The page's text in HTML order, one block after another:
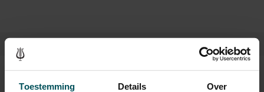
Toestemming Details Over